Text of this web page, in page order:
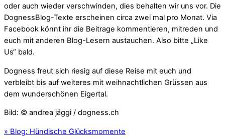
oder auch wieder verschwinden, dies behalten wir uns vor. Die
DognessBlog-Texte erscheinen circa zwei mal pro Monat. Via
Facebook könnt ihr die Beitrage kommentieren, mitreden und
euch mit anderen Blog-Lesern austauchen. Also bitte „Like
Us“ bald.
Dogness freut sich riesig auf diese Reise mit euch und
verbleibt bis auf weiteres mit weihnachtlichen Grüssen aus
dem wunderschönen Eigertal.
Bild: © andrea jäggi / dogness.ch
» Blog: Hündische Glücksmomente